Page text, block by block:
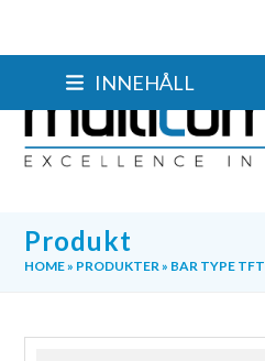
INNEHÅLL
Produkt
HOME» PRODUKTER» BAR TYPE TFT